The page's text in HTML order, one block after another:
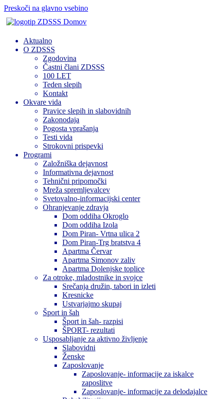
Preskoči na glavno vsebino
Domov
Aktualno
O ZDSSS
Zgodovina
Častni člani ZDSSS
100 LET
Teden slepih
Kontakt
Okvare vida
Pravice slepih in slabovidnih
Zakonodaja
Pogosta vprašanja
Testi vida
Strokovni prispevki
Programi
Založniška dejavnost
Informativna dejavnost
Tehnični pripomočki
Mreža spremljevalcev
Svetovalno-informacijski center
Ohranjevanje zdravja
Dom oddiha Okroglo
Dom oddiha Izola
Dom Piran- Vrtna ulica 2
Dom Piran-Trg bratstva 4
Apartma Červar
Apartma Simonov zaliv
Apartma Dolenjske toplice
Za otroke, mladostnike in svojce
Srečanja družin, tabori in izleti
Kresnicke
Ustvarjajmo skupaj
Šport in šah
Šport in šah- razpisi
ŠPORT- rezultati
Usposabljanje za aktivno življenje
Slabovidni
Ženske
Zaposlovanje
Zaposlovanje- informacije za iskalce
zaposlitve
Zaposlovanje- informacije za delodajalce